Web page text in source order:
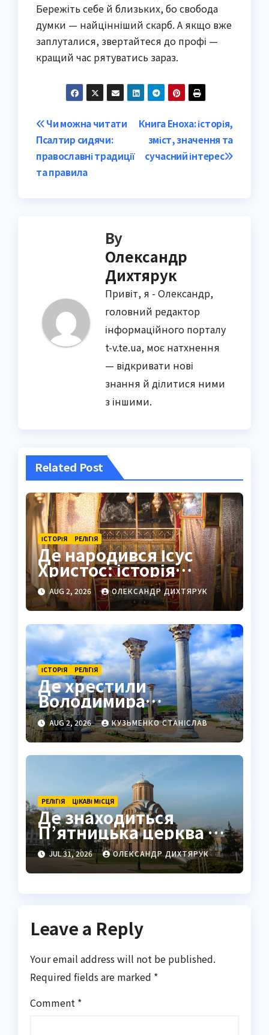
Бережіть себе й близьких, бо свобода
думки — найцінніший скарб. А якщо вже
заплуталися, звертайтеся до профі —
кращий час рятуватись зараз.
Post
navigation
Книга Еноха: історія,
зміст, значення та
сучасний інтерес
Чи можна читати
Псалтир сидячи:
православні традиції
та правила
By
Олександр
Дихтярук
Привіт, я - Олександр,
головний редактор
інформаційного порталу
t-v.te.ua, моє натхнення
— відкривати нові
знання й ділитися ними
з іншими.
Related Post
ІСТОРІЯ РЕЛІГІЯ
Де народився Ісус
Христос: історія
Віфлеєма та докази
AUG 2, 2026 ОЛЕКСАНДР ДИХТЯРУК
ІСТОРІЯ РЕЛІГІЯ
Де хрестили
Володимира
Великого: Корсунь і
Херсонес у 988 році
AUG 2, 2026 КУЗЬМЕНКО СТАНІСЛАВ
РЕЛІГІЯ ЦІКАВІ МІСЦЯ
Де знаходиться
П’ятницька церква в
Чернігові
JUL 31, 2026 ОЛЕКСАНДР ДИХТЯРУК
Leave a Reply
Your email address will not be published.
Required fields are marked *
Comment *